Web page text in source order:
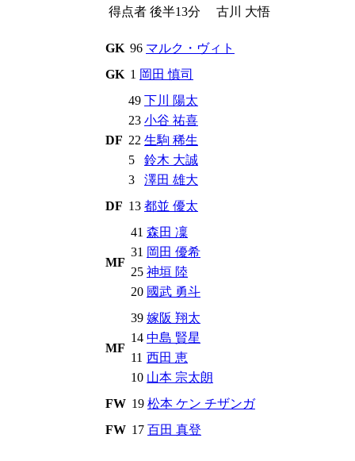
得点者 後半13分 古川 大悟
GK 96 マルク・ヴィト
GK 1 岡田 慎司
DF
49 下川 陽太
23 小谷 祐喜
22 生駒 稀生
5
鈴木 大誠
3
澤田 雄大
DF 13 都並 優太
MF
41 森田 凜
31 岡田 優希
25 神垣 陸
20 國武 勇斗
MF
39 嫁阪 翔太
14 中島 賢星
11 西田 恵
10 山本 宗太朗
FW 19 松本 ケン チザンガ
FW 17 百田 真登